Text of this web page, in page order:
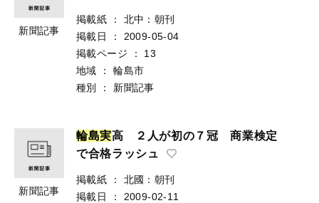
新聞記事
掲載紙 ：
北中：朝刊
掲載日
：
2009-05-04
掲載ページ
：
13
地域
：
輪島市
種別
： 新聞記事
新聞記事
輪島実高 ２人が初の７冠 商業検定
で合格ラッシュ
掲載紙 ：
北國：朝刊
掲載日
：
2009-02-11